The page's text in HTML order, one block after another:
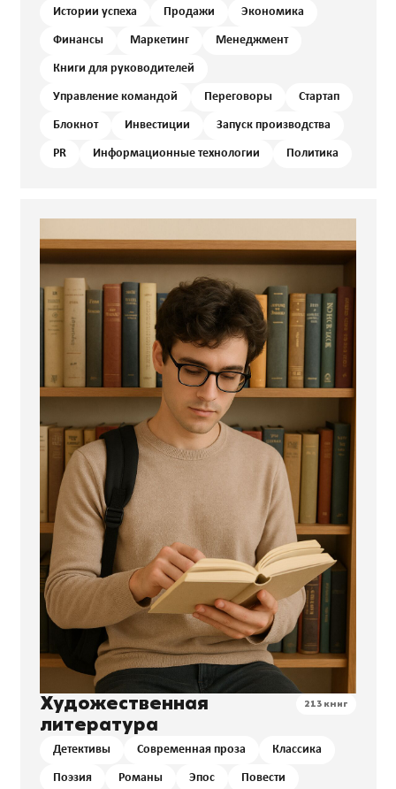
Истории успеха Продажи Экономика
Финансы Маркетинг Менеджмент
Книги для руководителей
Управление командой Переговоры Стартап
Блокнот Инвестиции Запуск производства
PR Информационные технологии Политика
Художественная
литература
213 книг
Детективы Современная проза Классика
Поэзия Романы Эпос Повести